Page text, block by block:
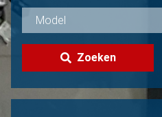
Zoeken